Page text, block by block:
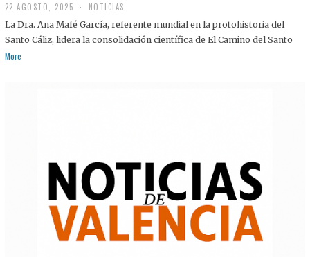
22 AGOSTO, 2025
2
A
G
NOTICIAS
La Dra. Ana Mafé García, referente mundial en la protohistoria del
Santo Cáliz, lidera la consolidación científica de El Camino del Santo
More